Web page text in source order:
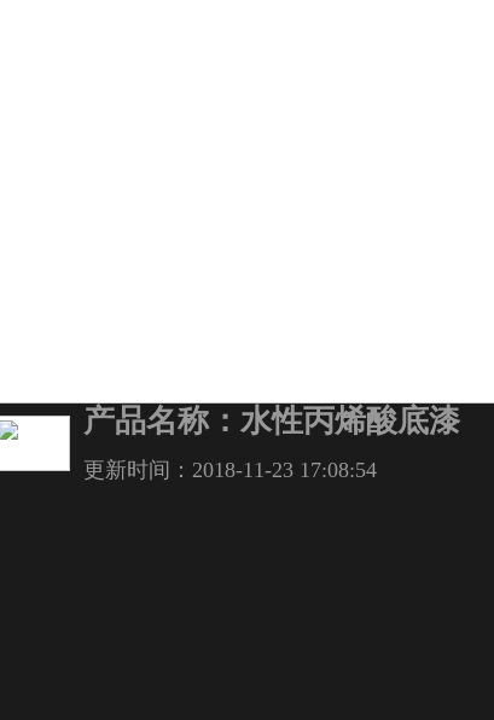
产品名称：水性丙烯酸底漆
更新时间：2018-11-23 17:08:54